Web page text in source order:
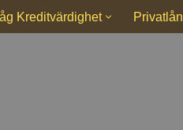
Kreditvärdighet Privatlån